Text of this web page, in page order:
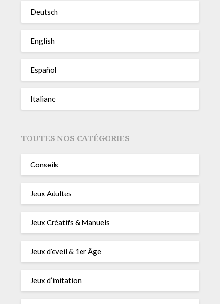
Deutsch
English
Español
Italiano
TOUTES NOS CATÉGORIES
Conseils
Jeux Adultes
Jeux Créatifs & Manuels
Jeux d’eveil & 1er Âge
Jeux d’imitation